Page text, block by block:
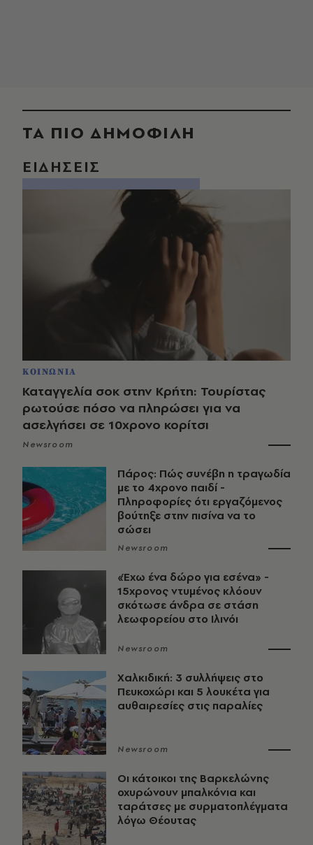
ΤΑ ΠΙΟ ΔΗΜΟΦΙΛΗ
ΕΙΔΗΣΕΙΣ
ΚΟΙΝΩΝΙΑ
Καταγγελία σοκ στην Κρήτη: Τουρίστας
ρωτούσε πόσο να πληρώσει για να
ασελγήσει σε 10χρονο κορίτσι
Newsroom
Πάρος: Πώς συνέβη η τραγωδία
με το 4χρονο παιδί -
Πληροφορίες ότι εργαζόμενος
βούτηξε στην πισίνα να το
σώσει
Newsroom
«Έχω ένα δώρο για εσένα» -
15χρονος ντυμένος κλόουν
σκότωσε άνδρα σε στάση
λεωφορείου στο Ιλινόι
Newsroom
Χαλκιδική: 3 συλλήψεις στο
Πευκοχώρι και 5 λουκέτα για
αυθαιρεσίες στις παραλίες
Newsroom
Οι κάτοικοι της Βαρκελώνης
οχυρώνουν μπαλκόνια και
ταράτσες με συρματοπλέγματα
λόγω Θέουτας